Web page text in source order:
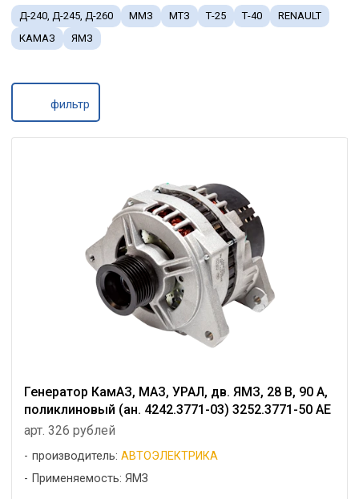
Д-240, Д-245, Д-260 ММЗ МТЗ Т-25 Т-40
RENAULT
КАМАЗ
ЯМЗ
фильтр
Генератор КамАЗ, МАЗ, УРАЛ, дв. ЯМЗ, 28 В, 90 А,
поликлиновый (ан. 4242.3771-03) 3252.3771-50 AE
арт. 326 рублей
производитель:АВТОЭЛЕКТРИКА
Применяемость: ЯМЗ